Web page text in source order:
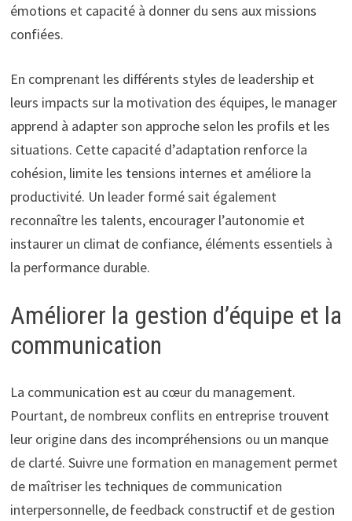
émotions et capacité à donner du sens aux missions
confiées.
En comprenant les différents styles de leadership et
leurs impacts sur la motivation des équipes, le manager
apprend à adapter son approche selon les profils et les
situations. Cette capacité d’adaptation renforce la
cohésion, limite les tensions internes et améliore la
productivité. Un leader formé sait également
reconnaître les talents, encourager l’autonomie et
instaurer un climat de confiance, éléments essentiels à
la performance durable.
Améliorer la gestion d’équipe et la
communication
La communication est au cœur du management.
Pourtant, de nombreux conflits en entreprise trouvent
leur origine dans des incompréhensions ou un manque
de clarté. Suivre une formation en management permet
de maîtriser les techniques de communication
interpersonnelle, de feedback constructif et de gestion